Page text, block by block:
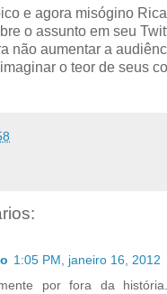
e agora misógino
o assunto em seu
não aumentar a
o teor de seus
1:05 PM, janeiro 16, 2012
por fora da